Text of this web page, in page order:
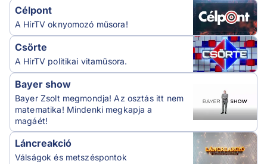
Célpont
A HírTV oknyomozó műsora!
Csörte
A HírTV politikai vitaműsora.
Bayer show
Bayer Zsolt megmondja! Az osztás itt nem
matematika! Mindenki megkapja a
magáét!
Láncreakció
Válságok és metszéspontok